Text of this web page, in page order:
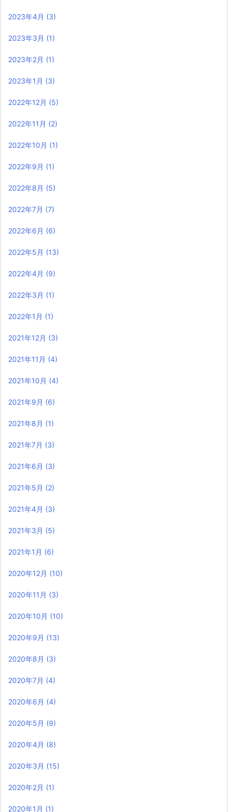
2023年4月 (3)
2023年3月 (1)
2023年2月 (1)
2023年1月 (3)
2022年12月 (5)
2022年11月 (2)
2022年10月 (1)
2022年9月 (1)
2022年8月 (5)
2022年7月 (7)
2022年6月 (6)
2022年5月 (13)
2022年4月 (9)
2022年3月 (1)
2022年1月 (1)
2021年12月 (3)
2021年11月 (4)
2021年10月 (4)
2021年9月 (6)
2021年8月 (1)
2021年7月 (3)
2021年6月 (3)
2021年5月 (2)
2021年4月 (3)
2021年3月 (5)
2021年1月 (6)
2020年12月 (10)
2020年11月 (3)
2020年10月 (10)
2020年9月 (13)
2020年8月 (3)
2020年7月 (4)
2020年6月 (4)
2020年5月 (9)
2020年4月 (8)
2020年3月 (15)
2020年2月 (1)
2020年1月 (1)